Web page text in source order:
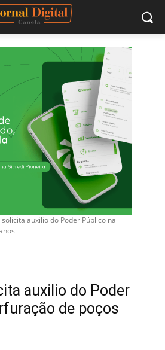
auxilio do Poder Público na
auxilio do Poder
de poços